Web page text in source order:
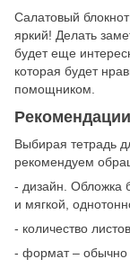
Салатовый
яркий! Делать
будет еще
которая будет
помощником.
Выбирая тетрадь
рекомендуем
- дизайн. Обложка
и мягкой,
- количество
- формат – обычно